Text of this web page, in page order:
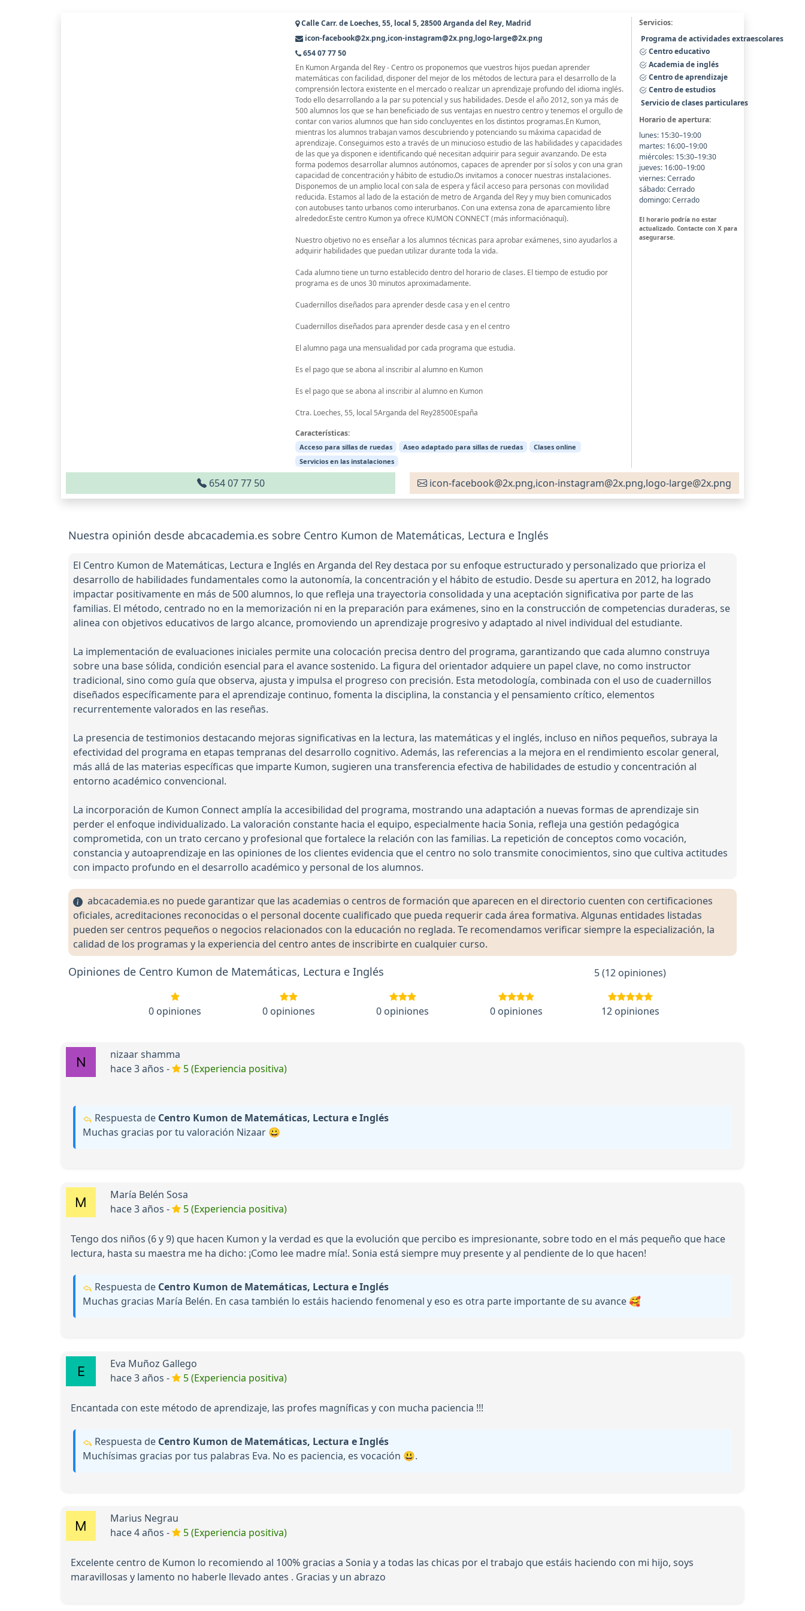
Calle Carr. de Loeches, 55, local 5, 28500 Arganda del Rey, Madrid
icon-facebook@2x.png,icon-instagram@2x.png,logo-large@2x.png
654 07 77 50
En Kumon Arganda del Rey - Centro os proponemos que vuestros hijos puedan aprender
matemáticas con facilidad, disponer del mejor de los métodos de lectura para el desarrollo de la
comprensión lectora existente en el mercado o realizar un aprendizaje profundo del idioma inglés.
Todo ello desarrollando a la par su potencial y sus habilidades. Desde el año 2012, son ya más de
500 alumnos los que se han beneficiado de sus ventajas en nuestro centro y tenemos el orgullo de
contar con varios alumnos que han sido concluyentes en los distintos programas.En Kumon,
mientras los alumnos trabajan vamos descubriendo y potenciando su máxima capacidad de
aprendizaje. Conseguimos esto a través de un minucioso estudio de las habilidades y capacidades
de las que ya disponen e identificando qué necesitan adquirir para seguir avanzando. De esta
forma podemos desarrollar alumnos autónomos, capaces de aprender por sí solos y con una gran
capacidad de concentración y hábito de estudio.Os invitamos a conocer nuestras instalaciones.
Disponemos de un amplio local con sala de espera y fácil acceso para personas con movilidad
reducida. Estamos al lado de la estación de metro de Arganda del Rey y muy bien comunicados
con autobuses tanto urbanos como interurbanos. Con una extensa zona de aparcamiento libre
alrededor.Este centro Kumon ya ofrece KUMON CONNECT (más informaciónaquí).
Nuestro objetivo no es enseñar a los alumnos técnicas para aprobar exámenes, sino ayudarlos a
adquirir habilidades que puedan utilizar durante toda la vida.
Cada alumno tiene un turno establecido dentro del horario de clases. El tiempo de estudio por
programa es de unos 30 minutos aproximadamente.
Cuadernillos diseñados para aprender desde casa y en el centro
Cuadernillos diseñados para aprender desde casa y en el centro
El alumno paga una mensualidad por cada programa que estudia.
Es el pago que se abona al inscribir al alumno en Kumon
Es el pago que se abona al inscribir al alumno en Kumon
Ctra. Loeches, 55, local 5Arganda del Rey28500España
Características:
Acceso para sillas de ruedas Aseo adaptado para sillas de ruedas
Clases online
Servicios en las instalaciones
Servicios:
Programa de actividades extraescolares
Centro educativo
Academia de inglés
Centro de aprendizaje
Centro de estudios
Servicio de clases particulares
Horario de apertura:
lunes: 15:30–19:00
martes: 16:00–19:00
miércoles: 15:30–19:30
jueves: 16:00–19:00
viernes: Cerrado
sábado: Cerrado
domingo: Cerrado
El horario podría no estar
actualizado. Contacte con X para
asegurarse.
654 07 77 50 icon-facebook@2x.png,icon-instagram@2x.png,logo-large@2x.png
Nuestra opinión desde abcacademia.es sobre Centro Kumon de Matemáticas, Lectura e Inglés
El Centro Kumon de Matemáticas, Lectura e Inglés en Arganda del Rey destaca por su enfoque estructurado y personalizado que prioriza el
desarrollo de habilidades fundamentales como la autonomía, la concentración y el hábito de estudio. Desde su apertura en 2012, ha logrado
impactar positivamente en más de 500 alumnos, lo que refleja una trayectoria consolidada y una aceptación significativa por parte de las
familias. El método, centrado no en la memorización ni en la preparación para exámenes, sino en la construcción de competencias duraderas, se
alinea con objetivos educativos de largo alcance, promoviendo un aprendizaje progresivo y adaptado al nivel individual del estudiante.
La implementación de evaluaciones iniciales permite una colocación precisa dentro del programa, garantizando que cada alumno construya
sobre una base sólida, condición esencial para el avance sostenido. La figura del orientador adquiere un papel clave, no como instructor
tradicional, sino como guía que observa, ajusta y impulsa el progreso con precisión. Esta metodología, combinada con el uso de cuadernillos
diseñados específicamente para el aprendizaje continuo, fomenta la disciplina, la constancia y el pensamiento crítico, elementos
recurrentemente valorados en las reseñas.
La presencia de testimonios destacando mejoras significativas en la lectura, las matemáticas y el inglés, incluso en niños pequeños, subraya la
efectividad del programa en etapas tempranas del desarrollo cognitivo. Además, las referencias a la mejora en el rendimiento escolar general,
más allá de las materias específicas que imparte Kumon, sugieren una transferencia efectiva de habilidades de estudio y concentración al
entorno académico convencional.
La incorporación de Kumon Connect amplía la accesibilidad del programa, mostrando una adaptación a nuevas formas de aprendizaje sin
perder el enfoque individualizado. La valoración constante hacia el equipo, especialmente hacia Sonia, refleja una gestión pedagógica
comprometida, con un trato cercano y profesional que fortalece la relación con las familias. La repetición de conceptos como vocación,
constancia y autoaprendizaje en las opiniones de los clientes evidencia que el centro no solo transmite conocimientos, sino que cultiva actitudes
con impacto profundo en el desarrollo académico y personal de los alumnos.
abcacademia.es no puede garantizar que las academias o centros de formación que aparecen en el directorio cuenten con certificaciones
oficiales, acreditaciones reconocidas o el personal docente cualificado que pueda requerir cada área formativa. Algunas entidades listadas
pueden ser centros pequeños o negocios relacionados con la educación no reglada. Te recomendamos verificar siempre la especialización, la
calidad de los programas y la experiencia del centro antes de inscribirte en cualquier curso.
Opiniones de Centro Kumon de Matemáticas, Lectura e Inglés 5 (12 opiniones)
0 opiniones 0 opiniones 0 opiniones 0 opiniones 12 opiniones
nizaar shamma
hace 3 años -
5 (Experiencia positiva)
Respuesta de Centro Kumon de Matemáticas, Lectura e Inglés
Muchas gracias por tu valoración Nizaar 😀
María Belén Sosa
hace 3 años -
5 (Experiencia positiva)
Tengo dos niños (6 y 9) que hacen Kumon y la verdad es que la evolución que percibo es impresionante, sobre todo en el más pequeño que hace
lectura, hasta su maestra me ha dicho: ¡Como lee madre mía!. Sonia está siempre muy presente y al pendiente de lo que hacen!
Respuesta de Centro Kumon de Matemáticas, Lectura e Inglés
Muchas gracias María Belén. En casa también lo estáis haciendo fenomenal y eso es otra parte importante de su avance 🥰
Eva Muñoz Gallego
hace 3 años -
5 (Experiencia positiva)
Encantada con este método de aprendizaje, las profes magníficas y con mucha paciencia !!!
Respuesta de Centro Kumon de Matemáticas, Lectura e Inglés
Muchísimas gracias por tus palabras Eva. No es paciencia, es vocación 😃.
Marius Negrau
hace 4 años -
5 (Experiencia positiva)
Excelente centro de Kumon lo recomiendo al 100% gracias a Sonia y a todas las chicas por el trabajo que estáis haciendo con mi hijo, soys
maravillosas y lamento no haberle llevado antes . Gracias y un abrazo